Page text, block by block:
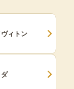
ィトン